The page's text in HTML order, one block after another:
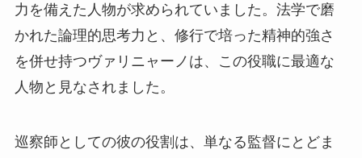
力を備えた人物が求められていました。法学で磨
かれた論理的思考力と、修行で培った精神的強さ
を併せ持つヴァリニャーノは、この役職に最適な
人物と見なされました。
巡察師としての彼の役割は、単なる監督にとどま